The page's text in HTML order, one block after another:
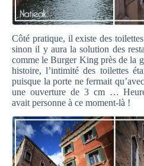
Côté pratique, il existe des
sinon il y aura la solution des
comme le Burger King près de la
histoire, l’intimité des toilettes
puisque la porte ne fermait
une ouverture de 3 cm …
avait personne à ce moment-là !